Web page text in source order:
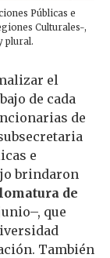
Públicas e
Culturales-,
plural.
el
de cada
de
e
brindaron
de
que
También